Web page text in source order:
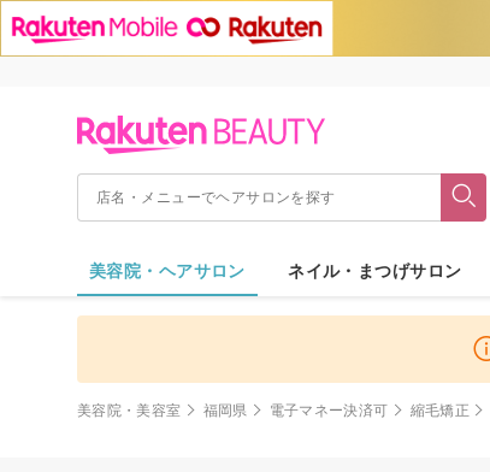
美容院・ヘアサロン ネイル・まつげサロン
美容院・美容室 福岡県 電子マネー決済可 縮毛矯正